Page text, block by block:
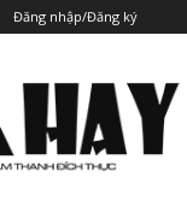
Đăng nhập/Đăng ký